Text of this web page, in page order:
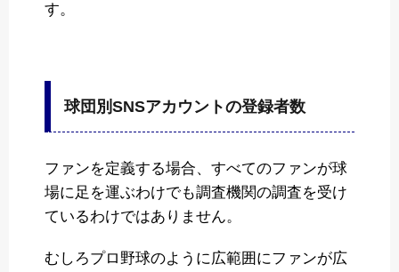
す。
球団別SNSアカウントの登録者数
ファンを定義する場合、すべてのファンが球
場に足を運ぶわけでも調査機関の調査を受け
ているわけではありません。
むしろプロ野球のように広範囲にファンが広